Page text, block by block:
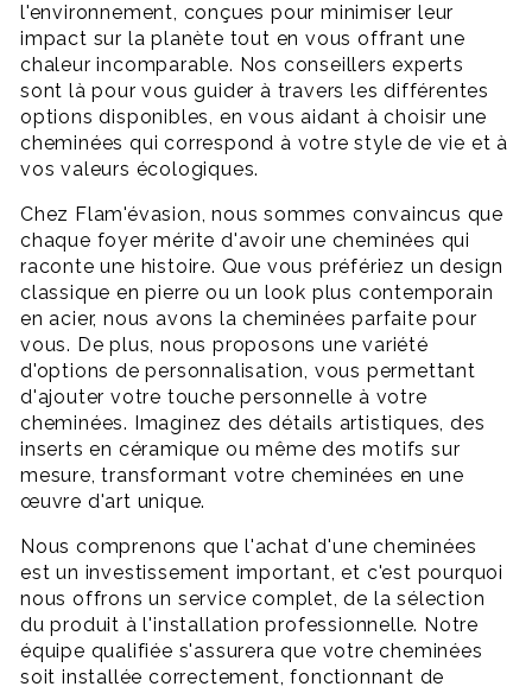
l'environnement, conçues pour minimiser leur
impact sur la planète tout en vous offrant une
chaleur incomparable. Nos conseillers experts
sont là pour vous guider à travers les différentes
options disponibles, en vous aidant à choisir une
cheminées qui correspond à votre style de vie et à
vos valeurs écologiques.
Chez Flam'évasion, nous sommes convaincus que
chaque foyer mérite d'avoir une cheminées qui
raconte une histoire. Que vous préfériez un design
classique en pierre ou un look plus contemporain
en acier, nous avons la cheminées parfaite pour
vous. De plus, nous proposons une variété
d'options de personnalisation, vous permettant
d'ajouter votre touche personnelle à votre
cheminées. Imaginez des détails artistiques, des
inserts en céramique ou même des motifs sur
mesure, transformant votre cheminées en une
œuvre d'art unique.
Nous comprenons que l'achat d'une cheminées
est un investissement important, et c'est pourquoi
nous offrons un service complet, de la sélection
du produit à l'installation professionnelle. Notre
équipe qualifiée s'assurera que votre cheminées
soit installée correctement, fonctionnant de